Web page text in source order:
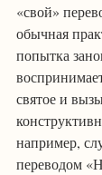
«свой»
обычная
попытка
святое и
например,
переводом